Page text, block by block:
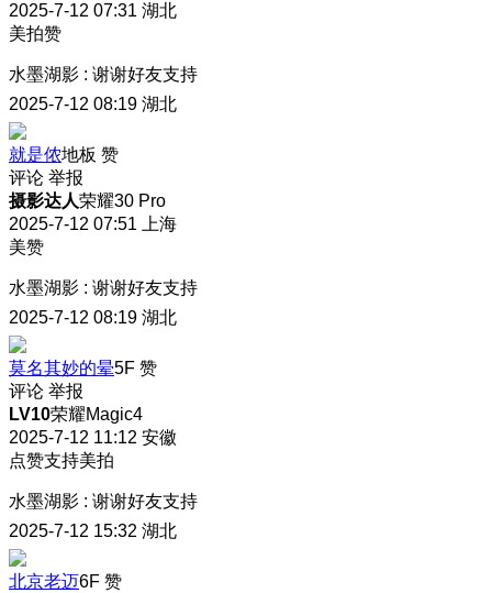
2025-7-12 07:31 湖北
美拍赞
水墨湖影 : 谢谢好友支持
2025-7-12 08:19 湖北
就是侬地板 赞
评论 举报
摄影达人荣耀30 Pro
2025-7-12 07:51
上海
美赞
水墨湖影 : 谢谢好友支持
2025-7-12 08:19 湖北
莫名其妙的晕5F 赞
评论 举报
LV10荣耀Magic4
2025-7-12 11:12 安徽
点赞支持美拍
水墨湖影 : 谢谢好友支持
2025-7-12 15:32 湖北
北京老迈6F 赞